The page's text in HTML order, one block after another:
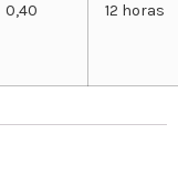
0,40 12 horas